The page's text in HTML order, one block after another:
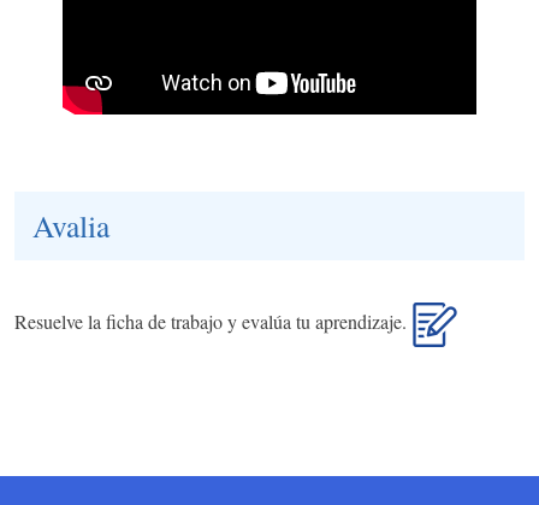
Avalia
Resuelve la ficha de trabajo y evalúa tu aprendizaje.